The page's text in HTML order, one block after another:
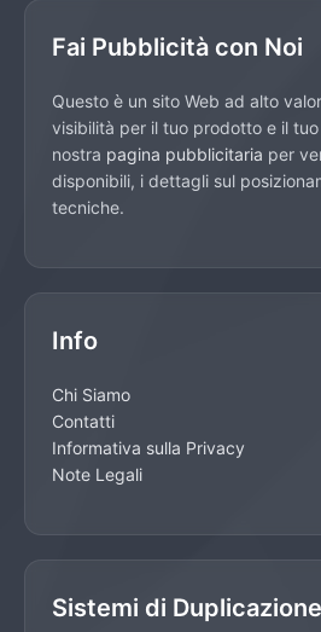
Fai Pubblicità con Noi
Questo è un sito Web ad alto
visibilità per il tuo prodotto e il
nostra pagina pubblicitaria per
disponibili, i dettagli sul
tecniche.
Info
Chi Siamo
Contatti
Informativa sulla Privacy
Note Legali
Sistemi di